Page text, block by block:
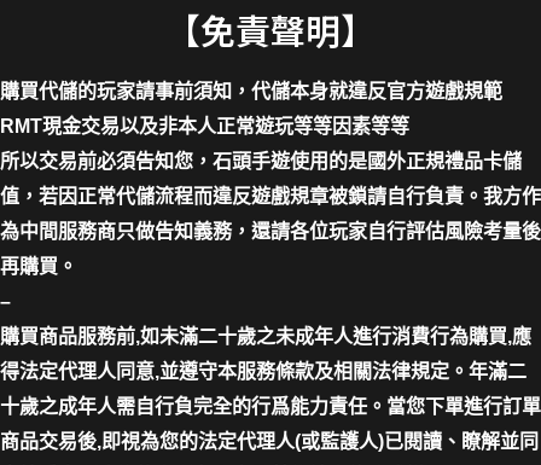
【免責聲明】
購買代儲的玩家請事前須知，代儲本身就違反官方遊戲規範
RMT現金交易以及非本人正常遊玩等等因素等等
所以交易前必須告知您，石頭手遊使用的是國外正規禮品卡儲
值，若因正常代儲流程而違反遊戲規章被鎖請自行負責。我方作
為中間服務商只做告知義務，還請各位玩家自行評估風險考量後
再購買。
–
購買商品服務前,如未滿二十歲之未成年人進行消費行為購買,應
得法定代理人同意,並遵守本服務條款及相關法律規定。年滿二
十歲之成年人需自行負完全的行爲能力責任。當您下單進行訂單
商品交易後,即視為您的法定代理人(或監護人)已閱讀、瞭解並同